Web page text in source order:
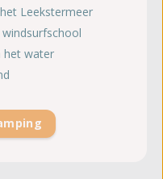
Leekstermeer
het water